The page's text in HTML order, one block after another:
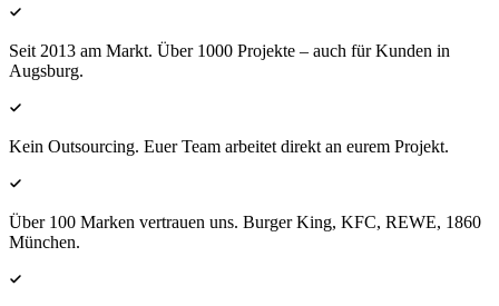
Seit 2013 am Markt. Über 1000 Projekte – auch für Kunden in
Augsburg.
Kein Outsourcing. Euer Team arbeitet direkt an eurem Projekt.
Über 100 Marken vertrauen uns. Burger King, KFC, REWE, 1860
München.